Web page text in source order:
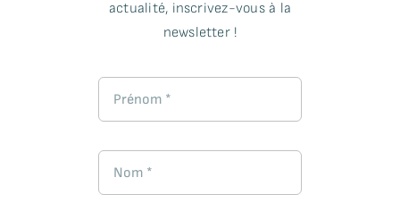
actualité, inscrivez-vous à la
newsletter !